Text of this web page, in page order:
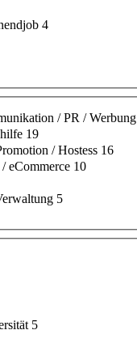
4
/ PR / Werbung
19
/ Hostess 16
eCommerce 10
5
5